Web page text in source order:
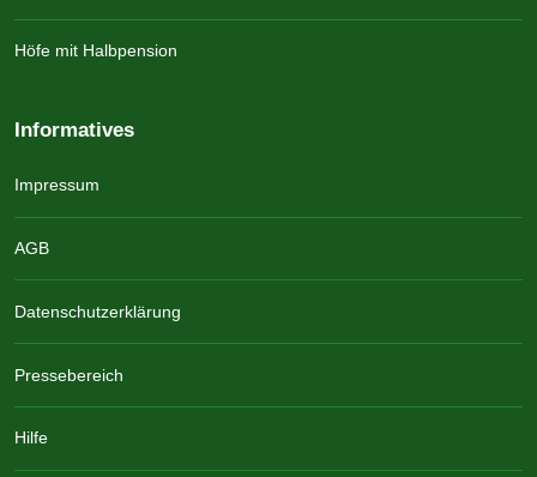
Höfe mit Halbpension
Informatives
Impressum
AGB
Datenschutzerklärung
Pressebereich
Hilfe